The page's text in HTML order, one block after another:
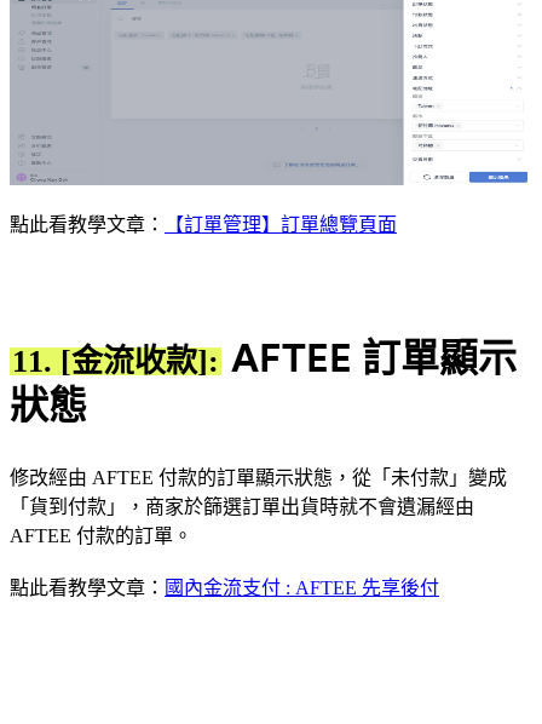
點此看教學文章： 【訂單管理】訂單總覽頁面
11. [金流收款]: AFTEE 訂單顯示
狀態
修改經由 AFTEE 付款的訂單顯示狀態，從「未付款」變成
「貨到付款」，商家於篩選訂單出貨時就不會遺漏經由
AFTEE 付款的訂單。
點此看教學文章： 國內金流支付 : AFTEE 先享後付